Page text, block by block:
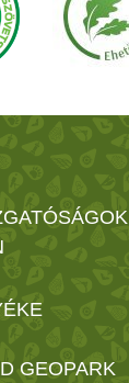
GEOPARK